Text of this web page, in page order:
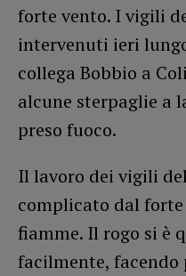
forte vento. I vigili
intervenuti ieri
collega Bobbio a
alcune sterpaglie a
preso fuoco.
Il lavoro dei vigili
complicato dal
fiamme. Il rogo si è
facilmente, facendo